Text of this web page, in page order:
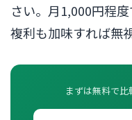
さい。月1,000円程
複利も加味すれば無
まずは無料で